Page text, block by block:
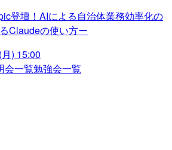
登壇！AIによる自治体業務効率化の
Claudeの使い方ー
) 15:00
会一覧勉強会一覧